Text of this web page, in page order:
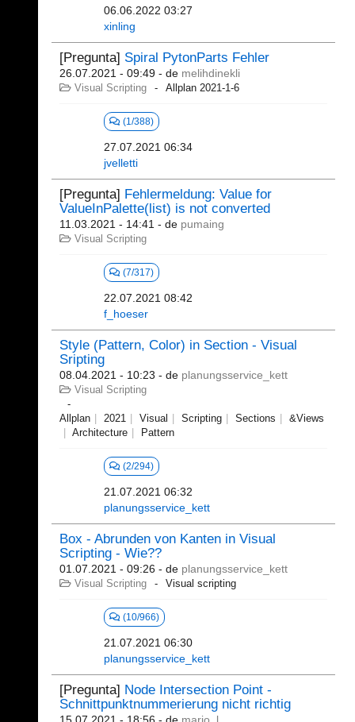
06.06.2022 03:27
xinling
[Pregunta] Spiral PytonParts Fehler
26.07.2021 - 09:49 - de melihdinekli
Visual Scripting Allplan 2021-1-6
(1/388)
27.07.2021 06:34
jvelletti
[Pregunta] Fehlermeldung: Value for
ValueInPalette(list) is not converted
11.03.2021 - 14:41 - de pumaing
Visual Scripting
(7/317)
22.07.2021 08:42
f_hoeser
Style (Pattern, Color) in Section - Visual
Sripting
08.04.2021 - 10:23 - de planungsservice_kett
Visual Scripting
Allplan 2021 Visual Scripting Sections
&Views
Architecture
Pattern
(2/294)
21.07.2021 06:32
planungsservice_kett
Box - Abrunden von Kanten in Visual
Scripting - Wie??
01.07.2021 - 09:26 - de planungsservice_kett
Visual Scripting Visual scripting
(10/966)
21.07.2021 06:30
planungsservice_kett
[Pregunta] Node Intersection Point -
Schnittpunktnummerierung nicht richtig